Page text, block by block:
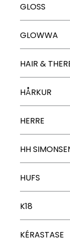
GLOSS
GLOWWA
HAIR &
HÅRKUR
HERRE
HH
HUFS
K18
KÉRASTASE